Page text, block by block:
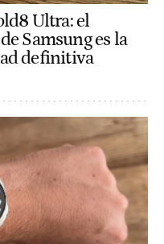
Ultra: el
Samsung es la
definitiva